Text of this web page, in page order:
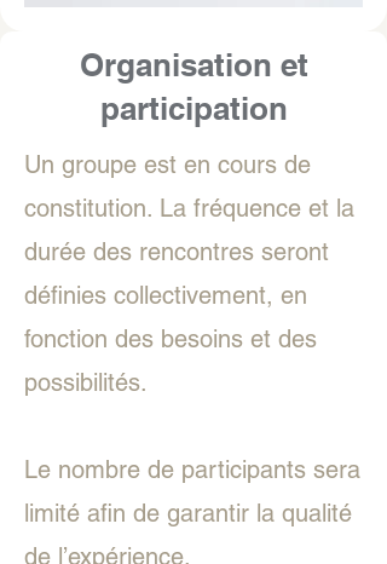
Organisation et
participation
Un groupe est en cours de
constitution. La fréquence et la
durée des rencontres seront
définies collectivement, en
fonction des besoins et des
possibilités.
Le nombre de participants sera
limité afin de garantir la qualité
de l’expérience.